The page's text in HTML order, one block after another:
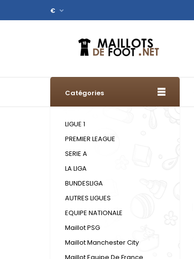
€
Catégories
LIGUE 1
PREMIER LEAGUE
SERIE A
LA LIGA
BUNDESLIGA
AUTRES LIGUES
EQUIPE NATIONALE
Maillot PSG
Maillot Manchester City